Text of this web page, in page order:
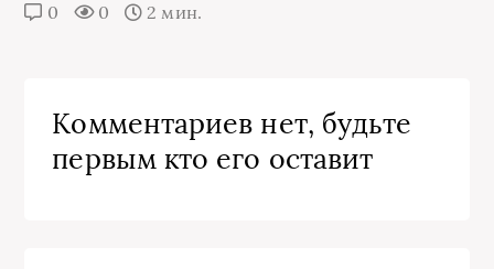
0 0 2 мин.
Комментариев нет, будьте
первым кто его оставит